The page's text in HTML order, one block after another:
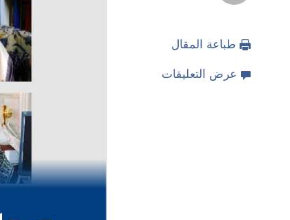
طباعة المقال
عرض التعليقات